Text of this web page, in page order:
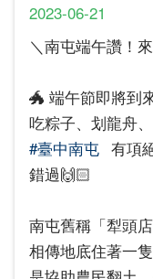
2023-06-21
＼南屯端午讚！
🐲 端午節即將到
吃粽子、划龍舟
#臺中南屯 有項
錯過🙌🏻
南屯舊稱「犁頭
相傳地底住著一